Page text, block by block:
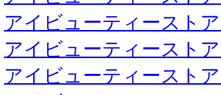
アイビューティースト
アイビューティースト
アイビューティースト